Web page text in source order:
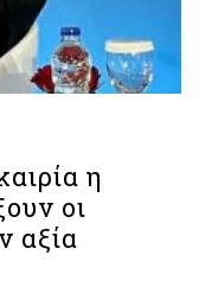
η
οι
αξία